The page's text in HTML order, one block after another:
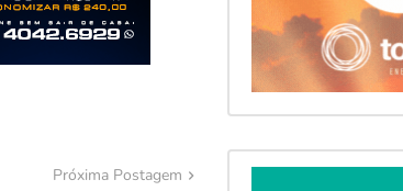
Próxima Postagem